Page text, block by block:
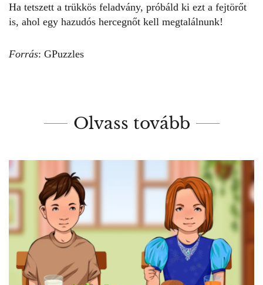
Ha tetszett a trükkös feladvány, próbáld ki ezt a fejtörőt
is, ahol egy hazudós hercegnőt kell megtalálnunk!
Forrás: GPuzzles
Olvass tovább